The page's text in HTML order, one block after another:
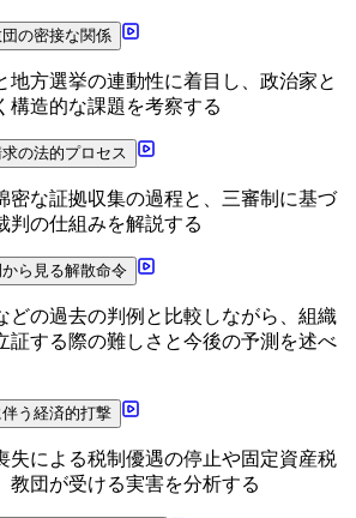
の密接な関係
地方選挙の連動性に着目し、政治家と
構造的な課題を考察する
の法的プロセス
密な証拠収集の過程と、三審制に基づ
判の仕組みを解説する
ら見る解散命令
どの過去の判例と比較しながら、組織
証する際の難しさと今後の予測を述べ
う経済的打撃
失による税制優遇の停止や固定資産税
教団が受ける実害を分析する